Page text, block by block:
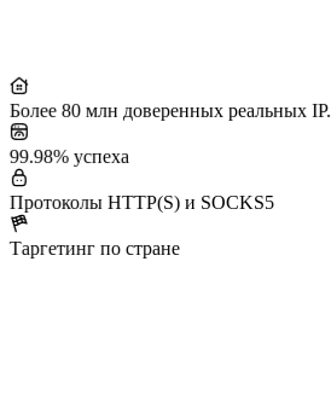
Более 80 млн доверенных реальных IP.
99.98% успеха
Протоколы HTTP(S) и SOCKS5
Таргетинг по стране